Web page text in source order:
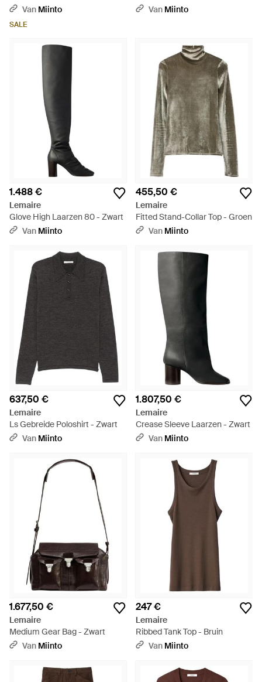
Van Miinto
SALE
Van Miinto
1.488 €
Lemaire
Glove High Laarzen 80 - Zwart
Van Miinto
455,50 €
Lemaire
Fitted Stand-Collar Top - Groen
Van Miinto
637,50 €
Lemaire
Ls Gebreide Poloshirt - Zwart
Van Miinto
1.807,50 €
Lemaire
Crease Sleeve Laarzen - Zwart
Van Miinto
1.677,50 €
Lemaire
Medium Gear Bag - Zwart
Van Miinto
247 €
Lemaire
Ribbed Tank Top - Bruin
Van Miinto